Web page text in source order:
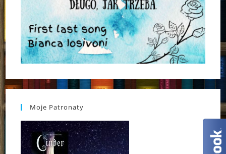
Moje Patronaty